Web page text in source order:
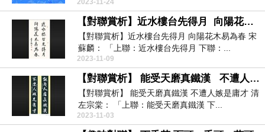
2023-11-24
【對聯賞析】近水樓台先得月 向陽花木易為春
【對聯賞析】近水樓台先得月 向陽花木易為春 宋
蘇麟： 「上聯：近水樓台先得月 下聯：...
2023-11-09
【對聯賞析】 能受天磨真鐵漢 不遭人嫉是庸才
【對聯賞析】 能受天磨真鐵漢 不遭人嫉是庸才 清
左宗棠： 「上聯：能受天磨真鐵漢 下...
2023-11-03